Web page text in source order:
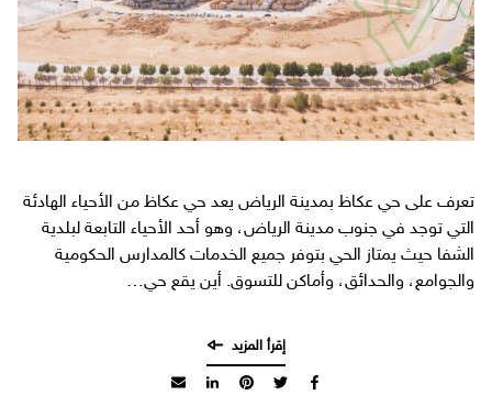
تعرف على حي عكاظ بمدينة الرياض يعد حي عكاظ من الأحياء الهادئة
التي توجد في جنوب مدينة الرياض، وهو أحد الأحياء التابعة لبلدية
الشفا حيث يمتاز الحي بتوفر جميع الخدمات كالمدارس الحكومية
والجوامع، والحدائق، وأماكن للتسوق. أين يقع حي…